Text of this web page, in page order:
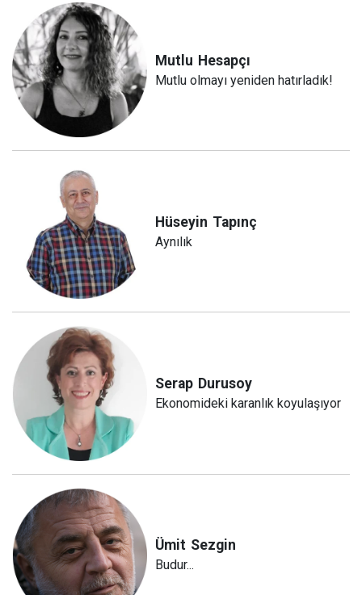
Mutlu Hesapçı
Mutlu olmayı yeniden hatırladık!
Hüseyin Tapınç
Aynılık
Serap Durusoy
Ekonomideki karanlık koyulaşıyor
Ümit Sezgin
Budur...